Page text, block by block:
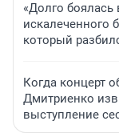
«Долго
искалеченного
который
Когда концерт
Дмитриенко
выступление